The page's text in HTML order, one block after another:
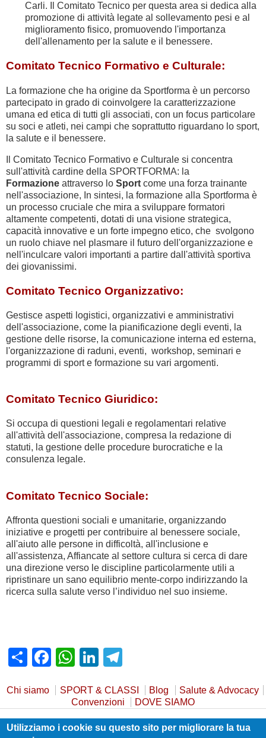
Carli. Il Comitato Tecnico per questa area si dedica alla
promozione di attività legate al sollevamento pesi e al
miglioramento fisico, promuovendo l'importanza
dell'allenamento per la salute e il benessere.
Comitato Tecnico Formativo e Culturale:
La formazione che ha origine da Sportforma è un percorso
partecipato in grado di coinvolgere la caratterizzazione
umana ed etica di tutti gli associati, con un focus particolare
su soci e atleti, nei campi che soprattutto riguardano lo sport,
la salute e il benessere.
Il Comitato Tecnico Formativo e Culturale si concentra
sull'attività cardine della SPORTFORMA: la
Formazione attraverso lo Sport come una forza trainante
nell'associazione, In sintesi, la formazione alla Sportforma è
un processo cruciale che mira a sviluppare formatori
altamente competenti, dotati di una visione strategica,
capacità innovative e un forte impegno etico, che svolgono
un ruolo chiave nel plasmare il futuro dell'organizzazione e
nell'inculcare valori importanti a partire dall'attività sportiva
dei giovanissimi.
Comitato Tecnico Organizzativo:
Gestisce aspetti logistici, organizzativi e amministrativi
dell'associazione, come la pianificazione degli eventi, la
gestione delle risorse, la comunicazione interna ed esterna,
l'organizzazione di raduni, eventi, workshop, seminari e
programmi di sport e formazione su vari argomenti.
Comitato Tecnico Giuridico:
Si occupa di questioni legali e regolamentari relative
all'attività dell'associazione, compresa la redazione di
statuti, la gestione delle procedure burocratiche e la
consulenza legale.
Comitato Tecnico Sociale:
Affronta questioni sociali e umanitarie, organizzando
iniziative e progetti per contribuire al benessere sociale,
all'aiuto alle persone in difficoltà, all'inclusione e
all'assistenza, Affiancate al settore cultura si cerca di dare
una direzione verso le discipline particolarmente utili a
ripristinare un sano equilibrio mente-corpo indirizzando la
ricerca sulla salute verso l’individuo nel suo insieme.
ShareFacebook
WhatsApp
LinkedIn
Chi siamo SPORT & CLASSI Blog
Salute & Advocacy
Convenzioni
DOVE SIAMO
Privacy Policy Cookie Policy
Safeguarding
Utilizziamo i cookie su questo sito per migliorare la tua